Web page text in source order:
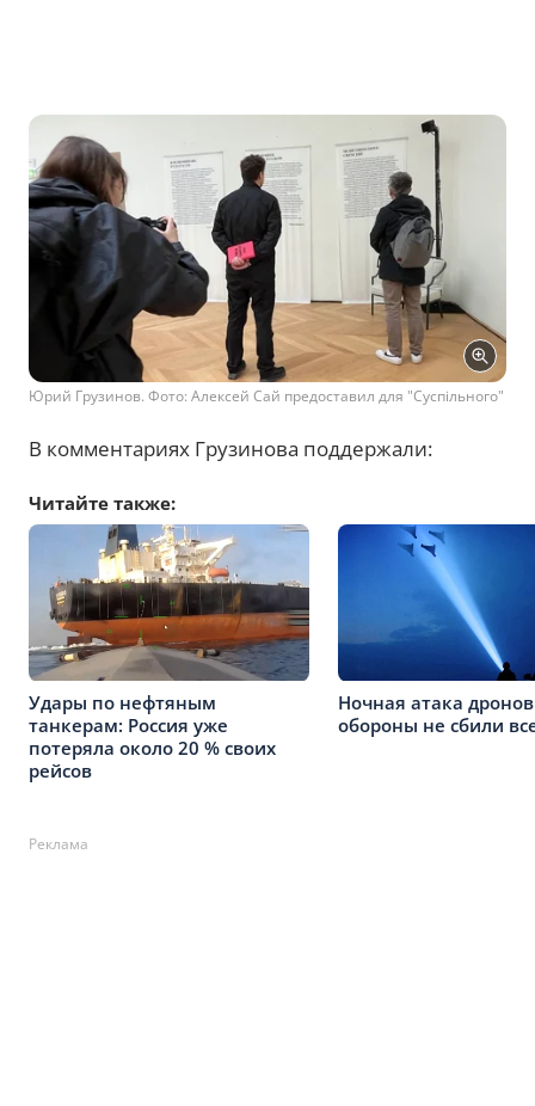
Юрий Грузинов. Фото: Алексей Сай предоставил для "Суспільного"
В комментариях Грузинова поддержали:
Читайте также:
Удары по нефтяным
танкерам: Россия уже
потеряла около 20 % своих
рейсов
Ночная атака
обороны не сбили
Реклама